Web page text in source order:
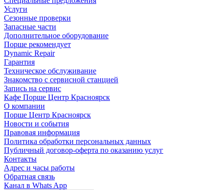
Услуги
Сезонные проверки
Запасные части
Дополнительное оборудование
Порше рекомендует
Dynamic Repair
Гарантия
Техническое обслуживание
Знакомство с сервисной станцией
Запись на сервис
Кафе Порше Центр Красноярск
О компании
Порше Центр Красноярск
Новости и события
Правовая информация
Политика обработки персональных данных
Публичный договор-оферта по оказанию услуг
Контакты
Адрес и часы работы
Обратная связь
Канал в Whats App